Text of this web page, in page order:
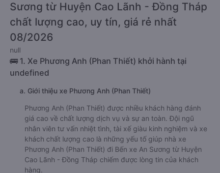
Sương từ Huyện Cao Lãnh - Đồng Tháp
chất lượng cao, uy tín, giá rẻ nhất
08/2026
null
🚌 1. Xe Phương Anh (Phan Thiết) khởi hành tại
undefined
a. Giới thiệu xe Phương Anh (Phan Thiết)
Phương Anh (Phan Thiết) được nhiều khách hàng đánh
giá cao về chất lượng dịch vụ và sự an toàn. Đội ngũ
nhân viên tư vấn nhiệt tình, tài xế giàu kinh nghiệm và xe
khách chất lượng cao là những yếu tố giúp nhà xe
Phương Anh (Phan Thiết) đi Bến xe An Sương từ Huyện
Cao Lãnh - Đồng Tháp chiếm được lòng tin của khách
hàng.